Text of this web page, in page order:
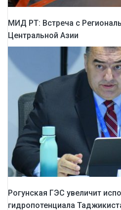
МИД РТ: Встреча с
Центральной Азии
Рогунская ГЭС увеличит
гидропотенциала